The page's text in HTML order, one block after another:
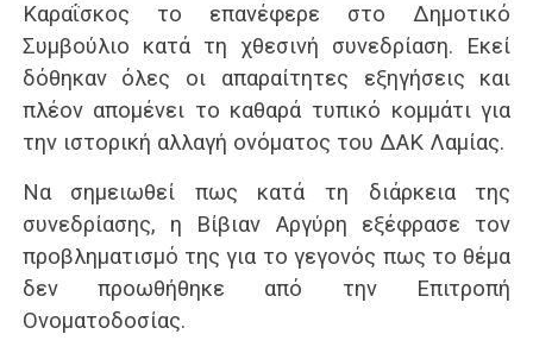
Καραΐσκος το επανέφερε στο Δημοτικό
Συμβούλιο κατά τη χθεσινή συνεδρίαση. Εκεί
δόθηκαν όλες οι απαραίτητες εξηγήσεις και
πλέον απομένει το καθαρά τυπικό κομμάτι για
την ιστορική αλλαγή ονόματος του ΔΑΚ Λαμίας.
Να σημειωθεί πως κατά τη διάρκεια της
συνεδρίασης, η Βίβιαν Αργύρη εξέφρασε τον
προβληματισμό της για το γεγονός πως το θέμα
δεν προωθήθηκε από την Επιτροπή
Ονοματοδοσίας.